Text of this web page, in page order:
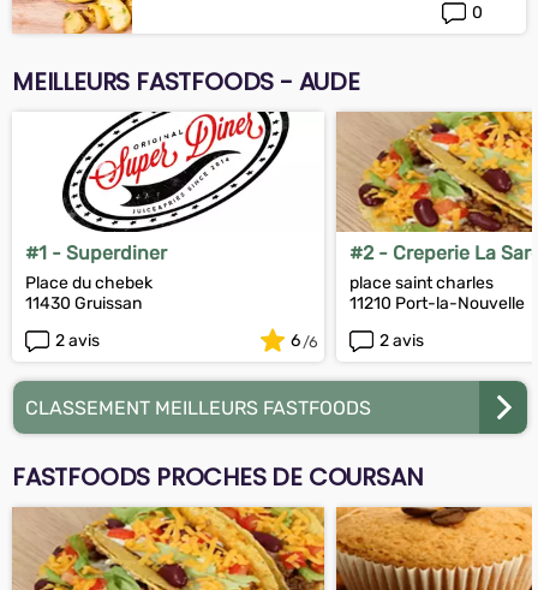
0
MEILLEURS FASTFOODS - AUDE
#1 - Superdiner
Place du chebek
11430 Gruissan
2 avis
6
#2 - Creperie La
place saint charles
11210 Port-la-Nouvelle
2 avis
CLASSEMENT MEILLEURS FASTFOODS
FASTFOODS PROCHES DE COURSAN